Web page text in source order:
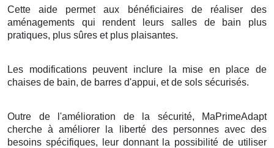
Cette aide permet aux bénéficiaires de réaliser des
aménagements qui rendent leurs salles de bain plus
pratiques, plus sûres et plus plaisantes.
Les modifications peuvent inclure la mise en place de
chaises de bain, de barres d'appui, et de sols sécurisés.
Outre de l'amélioration de la sécurité, MaPrimeAdapt
cherche à améliorer la liberté des personnes avec des
besoins spécifiques, leur donnant la possibilité de utiliser